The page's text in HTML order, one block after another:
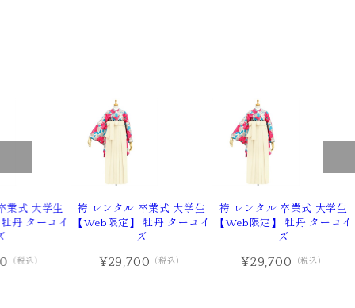
業式 大学生
丹 ターコイ
（税込）
袴 レンタル 卒業式 大学生
【Web限定】 牡丹 ターコイ
ズ
¥29,700 （税込）
袴 レンタル 卒業式 大学生
【Web限定】 牡丹 ターコイ
ズ
¥29,700 （税込）